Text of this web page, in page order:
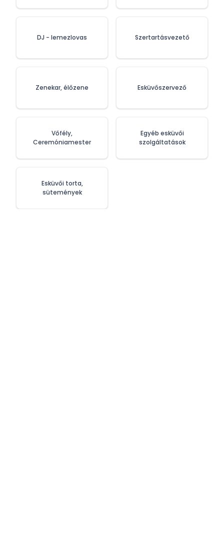
DJ - lemezlovas
Zenekar, élőzene
Vőfély,
Ceremóniamester
Esküvői torta,
sütemények
Szertartásvezető
Esküvőszervező
Egyéb esküvői
szolgáltatások